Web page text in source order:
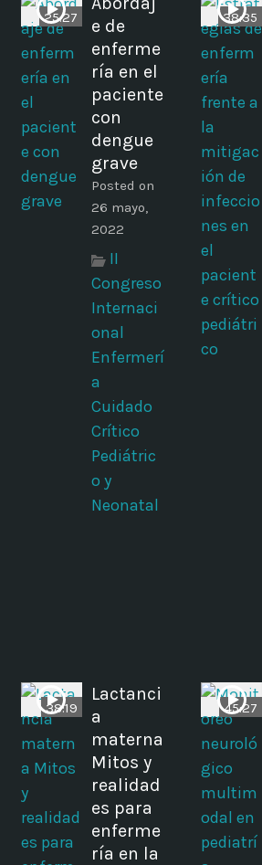
25:27
e de
enferme
ría en el
paciente
con
dengue
grave
Posted on
26 mayo,
2022
II
Congreso
Internaci
onal
Enfermerí
a
Cuidado
Crítico
Pediátric
o y
Neonatal
38:35
38:19
Lactanci
a
materna
Mitos y
realidad
es para
enferme
ría en la
45:27